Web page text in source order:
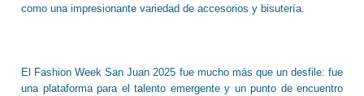
como una impresionante variedad de accesorios y bisutería.
El Fashion Week San Juan 2025 fue mucho más que un desfile: fue
una plataforma para el talento emergente y un punto de encuentro